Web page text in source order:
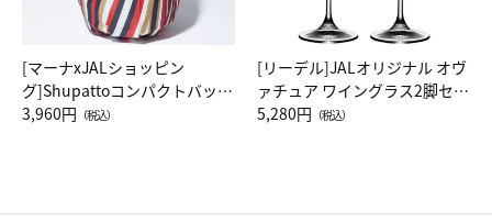
[マーナxJALショッピン
グ]Shupattoコンパクトバッグ
Drop JAL客室乗務員（LC）ス
3,960円 （税込）
[リーデル]JALオリジナル オヴ
ァチュア ワイングラス2脚セッ
ト（レッドワイン）
5,280円 （税込）